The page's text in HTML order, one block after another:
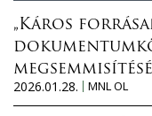
„Káros
2026.01.28.
MNL OL